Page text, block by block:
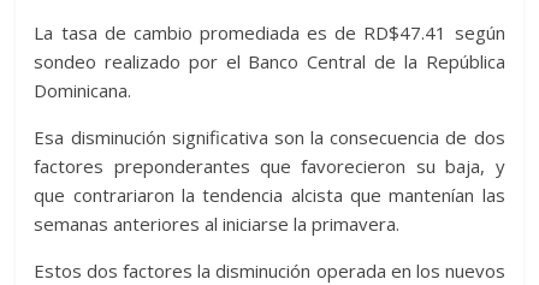
La tasa de cambio promediada es de RD$47.41 según
sondeo realizado por el Banco Central de la República
Dominicana.
Esa disminución significativa son la consecuencia de dos
factores preponderantes que favorecieron su baja, y
que contrariaron la tendencia alcista que mantenían las
semanas anteriores al iniciarse la primavera.
Estos dos factores la disminución operada en los nuevos